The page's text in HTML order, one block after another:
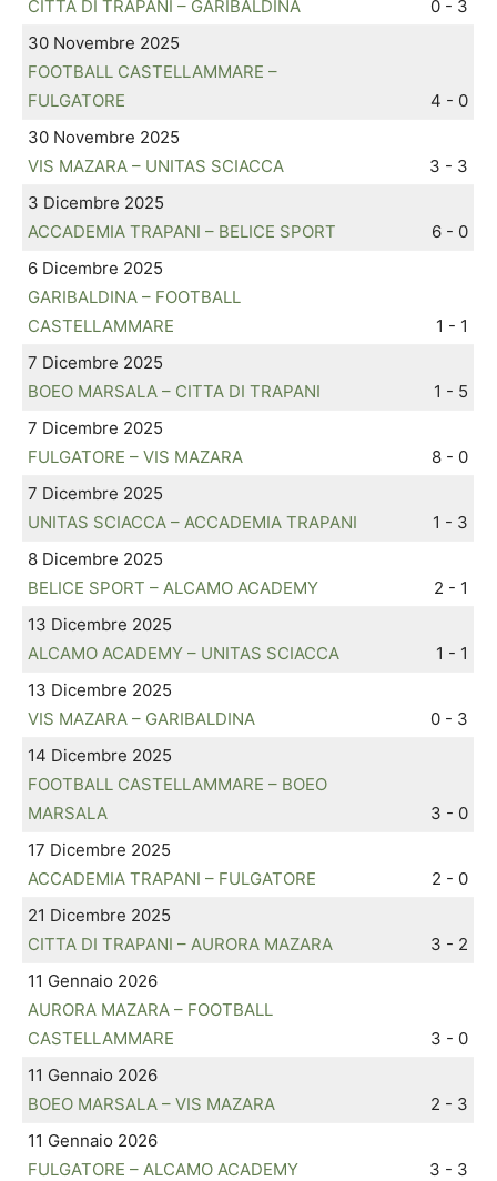
CITTA DI TRAPANI – GARIBALDINA
0 - 3
30 Novembre 2025
FOOTBALL CASTELLAMMARE –
FULGATORE
4 - 0
30 Novembre 2025
VIS MAZARA – UNITAS SCIACCA
3 - 3
3 Dicembre 2025
ACCADEMIA TRAPANI – BELICE SPORT
6 - 0
6 Dicembre 2025
GARIBALDINA – FOOTBALL
CASTELLAMMARE
1 - 1
7 Dicembre 2025
BOEO MARSALA – CITTA DI TRAPANI
1 - 5
7 Dicembre 2025
FULGATORE – VIS MAZARA
8 - 0
7 Dicembre 2025
UNITAS SCIACCA – ACCADEMIA TRAPANI
1 - 3
8 Dicembre 2025
BELICE SPORT – ALCAMO ACADEMY
2 - 1
13 Dicembre 2025
ALCAMO ACADEMY – UNITAS SCIACCA
1 - 1
13 Dicembre 2025
VIS MAZARA – GARIBALDINA
0 - 3
14 Dicembre 2025
FOOTBALL CASTELLAMMARE – BOEO
MARSALA
3 - 0
17 Dicembre 2025
ACCADEMIA TRAPANI – FULGATORE
2 - 0
21 Dicembre 2025
CITTA DI TRAPANI – AURORA MAZARA
3 - 2
11 Gennaio 2026
AURORA MAZARA – FOOTBALL
CASTELLAMMARE
3 - 0
11 Gennaio 2026
BOEO MARSALA – VIS MAZARA
2 - 3
11 Gennaio 2026
FULGATORE – ALCAMO ACADEMY
3 - 3